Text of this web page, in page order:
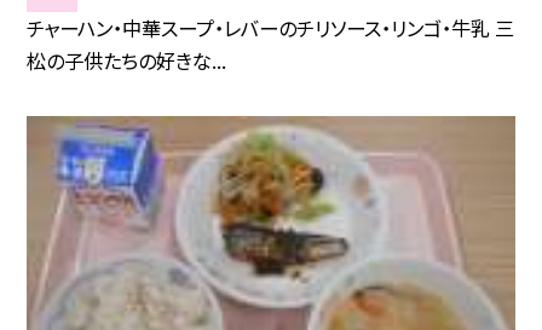
チャーハン・中華スープ・レバーのチリソース・リンゴ・牛乳 三
松の子供たちの好きな...